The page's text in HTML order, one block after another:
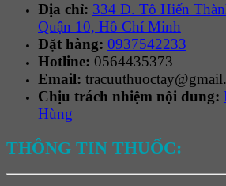
Địa chỉ: 334 Đ. Tô Hiến
Quận 10, Hồ Chí Minh
Đặt hàng: 0937542233
Hotline: 0564435373
Email:
Chịu trách nhiệm nội dung:
Hùng
THÔNG TIN THUỐC: